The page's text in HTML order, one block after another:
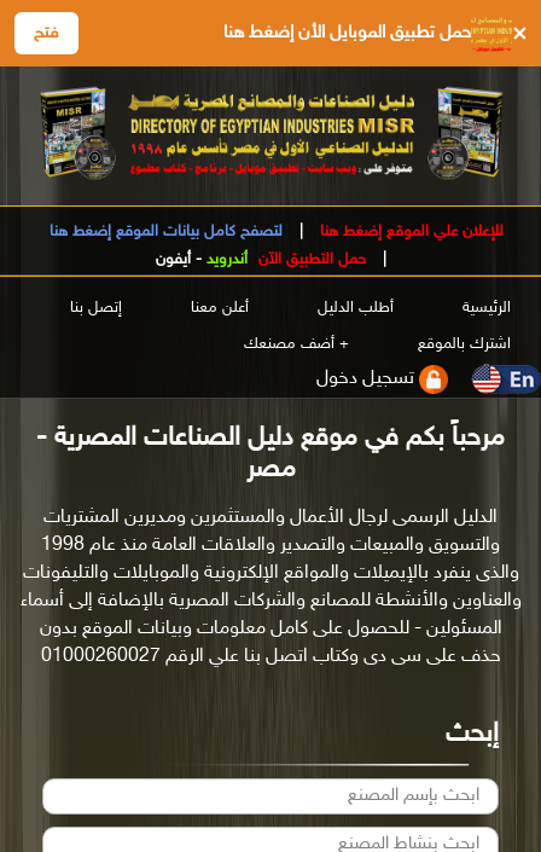
× حمل تطبيق الموبايل الأن إضغط هنا فتح
للإعلان علي الموقع إضغط هنا
لتصفح كامل بيانات الموقع إضغط هنا
حمل التطبيق الآن أندرويد - أيفون
الرئيسية أطلب الدليل أعلن معنا
إتصل بنا
اشترك بالموقع
+ أضف مصنعك
تسجيل دخول
مرحباً بكم في موقع دليل الصناعات المصرية -
مصر
الدليل الرسمى لرجال الأعمال والمستثمرين ومديرين المشتريات
والتسويق والمبيعات والتصدير والعلاقات العامة منذ عام 1998
والذى ينفرد بالإيميلات والمواقع الإلكترونية والموبايلات والتليفونات
والعناوين والأنشطة للمصانع والشركات المصرية بالإضافة إلى أسماء
المسئولين - للحصول على كامل معلومات وبيانات الموقع بدون
حذف على سى دى وكتاب اتصل بنا علي الرقم 01000260027
إبحث